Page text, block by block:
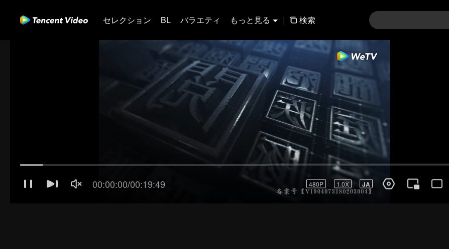
セレクション BL バラエティ もっと見る | 検索